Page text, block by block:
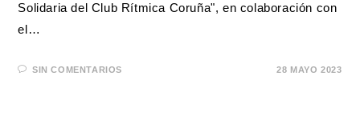
Solidaria del Club Rítmica Coruña", en colaboración con
el…
SIN COMENTARIOS 28 MAYO 2023